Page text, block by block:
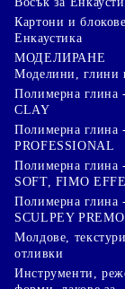
Картони и
Енкаустика
МОДЕЛИРАНЕ
Моделини, глини
Полимерна глина
CLAY
Полимерна глина
PROFESSIONAL
Полимерна глина
SOFT, FIMO
Полимерна глина
SCULPEY
Молдове,
отливки
Инструменти,